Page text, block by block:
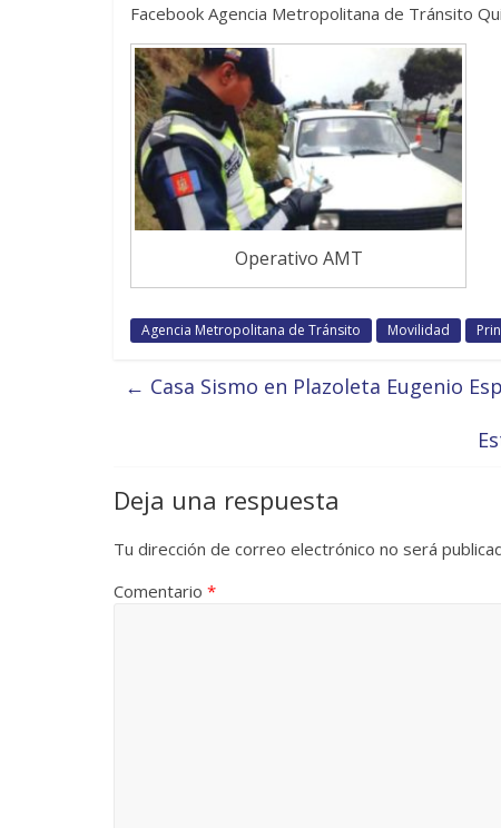
Facebook Agencia Metropolitana de Tránsito
Operativo AMT
Agencia Metropolitana de Tránsito Movilidad
← Casa Sismo en Plazoleta Eugenio
Deja una respuesta
Tu dirección de correo electrónico no será
Comentario *